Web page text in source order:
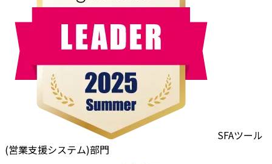
SFAツール
(営業支援システム)部門